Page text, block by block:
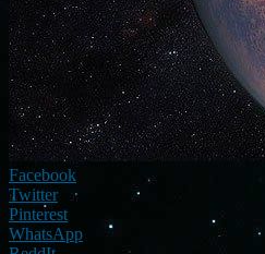
Facebook
Twitter
Pinterest
WhatsApp